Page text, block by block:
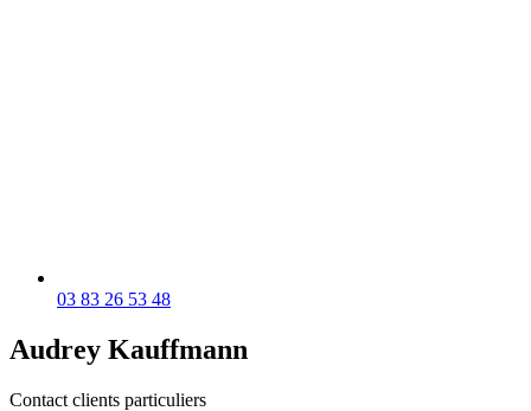
03 83 26 53 48
Audrey Kauffmann
Contact clients particuliers